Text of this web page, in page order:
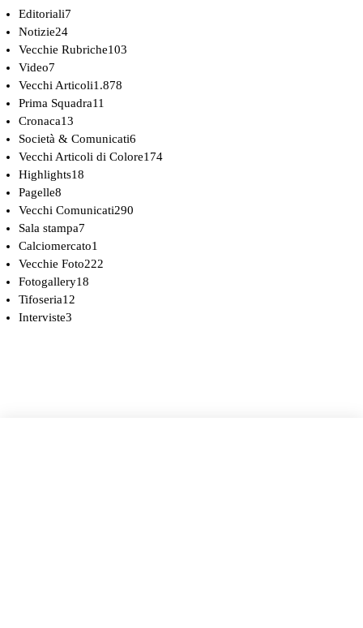
Editoriali7
Notizie24
Vecchie Rubriche103
Video7
Vecchi Articoli1.878
Prima Squadra11
Cronaca13
Società & Comunicati6
Vecchi Articoli di Colore174
Highlights18
Pagelle8
Vecchi Comunicati290
Sala stampa7
Calciomercato1
Vecchie Foto222
Fotogallery18
Tifoseria12
Interviste3